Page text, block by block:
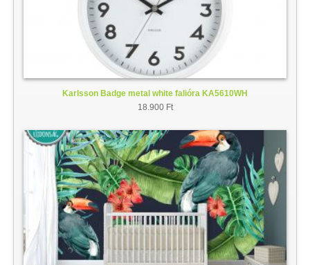
Karlsson Badge metal white falióra KA5610WH
18.900 Ft